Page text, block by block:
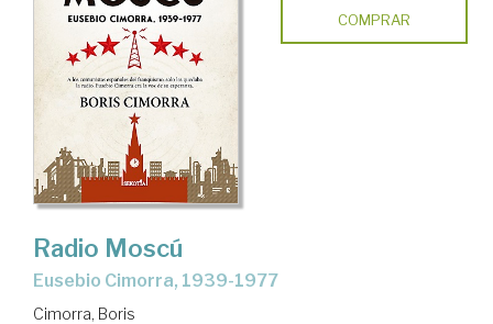
COMPRAR
Radio Moscú
Eusebio Cimorra, 1939-1977
Cimorra, Boris